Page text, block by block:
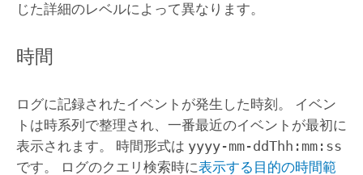
じた詳細のレベルによって異なります。
時間
ログに記録されたイベントが発生した時刻。 イベン
トは時系列で整理され、一番最近のイベントが最初に
表示されます。 時間形式は yyyy-mm-ddThh:mm:ss
です。 ログのクエリ検索時に表示する目的の時間範